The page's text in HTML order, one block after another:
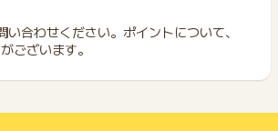
い合わせください。ポイントについて、
ございます。